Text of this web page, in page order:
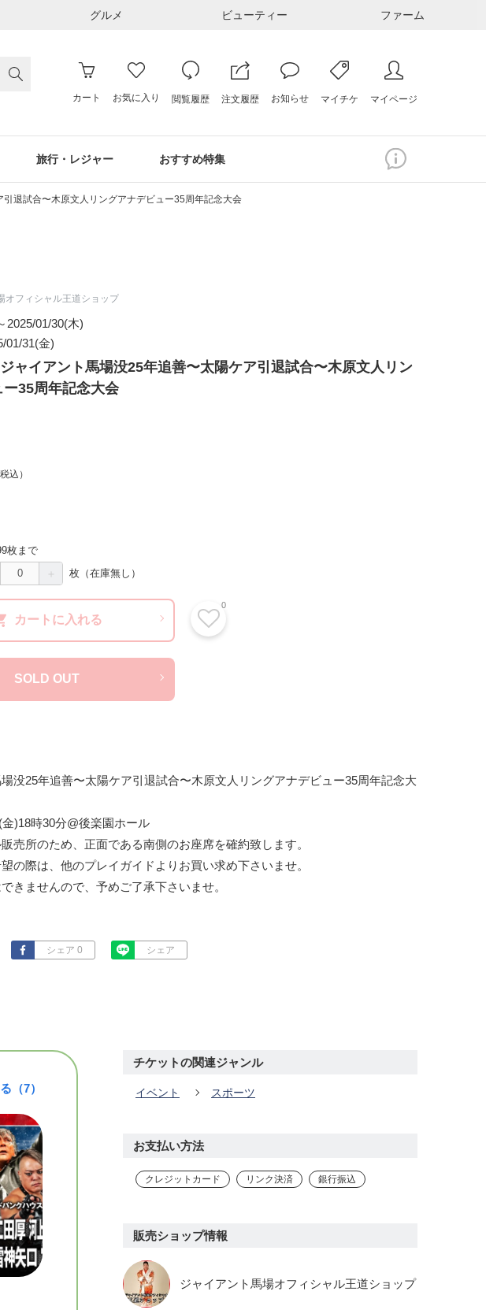
グルメ ビューティー ファーム
カート お気に入り 閲覧履歴 注文履歴 お知らせ マイチケ マイページ
旅行・レジャー おすすめ特集
退試合〜木原文人リングアナデビュー35周年記念大会
オフィシャル王道ショップ
2025/01/30(木)
01/31(金)
ジャイアント馬場没25年追善〜太陽ケア引退試合〜木原文人リン
35周年記念大会
込）
枚まで
＋ 枚 （在庫無し）
カートに入れる
0
SOLD OUT
没25年追善〜太陽ケア引退試合〜木原文人リングアナデビュー35周年記念大
)18時30分@後楽園ホール
売所のため、正面である南側のお座席を確約致します。
の際は、他のプレイガイドよりお買い求め下さいませ。
きませんので、予めご了承下さいませ。
シェア 0 シェア
（7）
チケットの関連ジャンル
イベント スポーツ
お支払い方法
クレジットカード リンク決済 銀行振込
販売ショップ情報
ジャイアント馬場オフィシャル王道ショップ